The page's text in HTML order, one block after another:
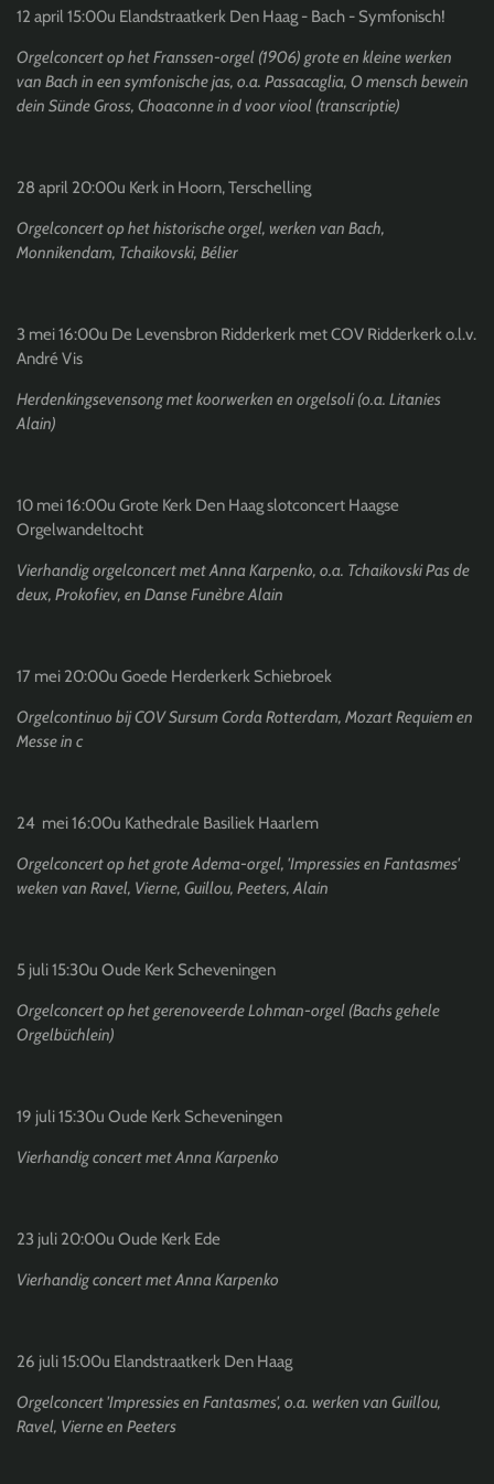
12 april 15:00u Elandstraatkerk Den Haag - Bach - Symfonisch!
Orgelconcert op het Franssen-orgel (1906) grote en kleine werken
van Bach in een symfonische jas, o.a. Passacaglia, O mensch bewein
dein Sünde Gross, Choaconne in d voor viool (transcriptie)
28 april 20:00u Kerk in Hoorn, Terschelling
Orgelconcert op het historische orgel, werken van Bach,
Monnikendam, Tchaikovski, Bélier
3 mei 16:00u De Levensbron Ridderkerk met COV Ridderkerk o.l.v.
André Vis
Herdenkingsevensong met koorwerken en orgelsoli (o.a. Litanies
Alain)
10 mei 16:00u Grote Kerk Den Haag slotconcert Haagse
Orgelwandeltocht
Vierhandig orgelconcert met Anna Karpenko, o.a. Tchaikovski Pas de
deux, Prokofiev, en Danse Funèbre Alain
17 mei 20:00u Goede Herderkerk Schiebroek
Orgelcontinuo bij COV Sursum Corda Rotterdam, Mozart Requiem en
Messe in c
24 mei 16:00u Kathedrale Basiliek Haarlem
Orgelconcert op het grote Adema-orgel, 'Impressies en Fantasmes'
weken van Ravel, Vierne, Guillou, Peeters, Alain
5 juli 15:30u Oude Kerk Scheveningen
Orgelconcert op het gerenoveerde Lohman-orgel (Bachs gehele
Orgelbüchlein)
19 juli 15:30u Oude Kerk Scheveningen
Vierhandig concert met Anna Karpenko
23 juli 20:00u Oude Kerk Ede
Vierhandig concert met Anna Karpenko
26 juli 15:00u Elandstraatkerk Den Haag
Orgelconcert 'Impressies en Fantasmes', o.a. werken van Guillou,
Ravel, Vierne en Peeters